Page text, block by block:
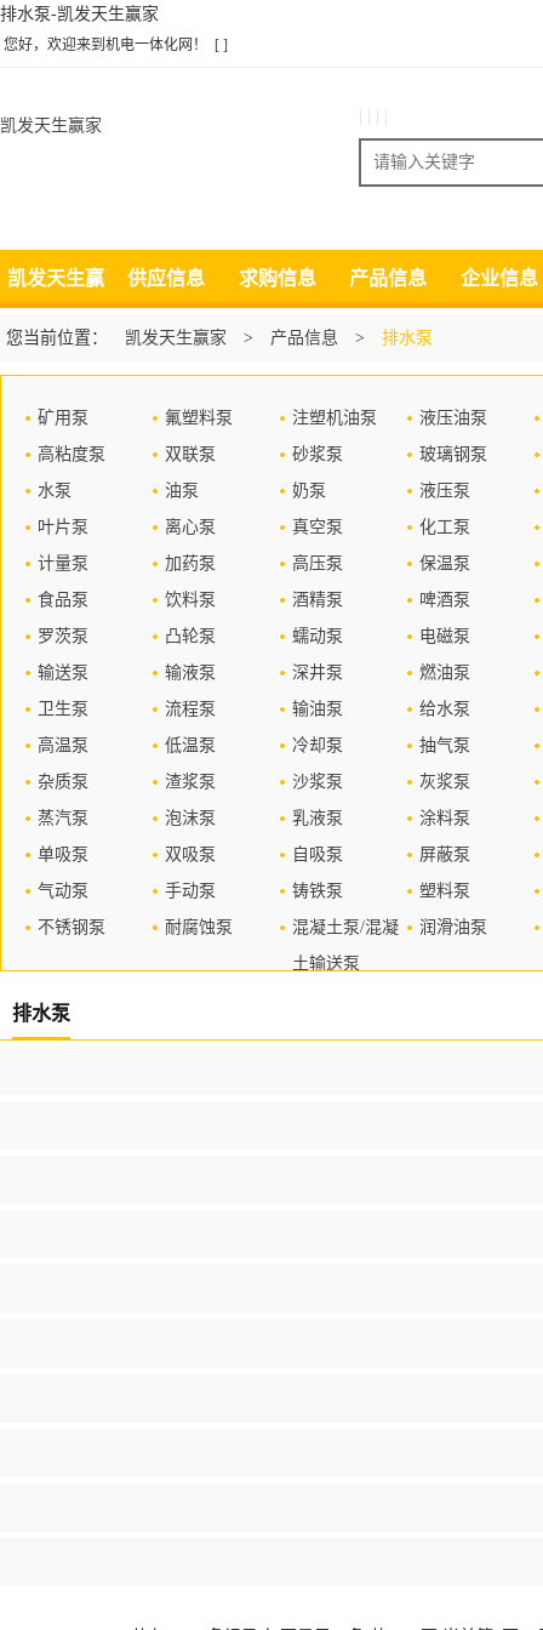
排水泵-凯发天生赢家
您好，欢迎来到机电一体化网！ [ ]
凯发天生赢家
搜索
凯发天生赢
家
供应信息 求购信息 产品信息 企业信息
您当前位置： 凯发天生赢家 > 产品信息 > 排水泵
矿用泵 氟塑料泵 注塑机油泵
液压油泵
高粘度泵
双联泵 砂浆泵
玻璃钢泵
水泵
油泵 奶泵
液压泵
叶片泵
离心泵 真空泵
化工泵
计量泵
加药泵 高压泵
保温泵
食品泵
饮料泵 酒精泵
啤酒泵
罗茨泵
凸轮泵 蠕动泵
电磁泵
输送泵
输液泵 深井泵
燃油泵
卫生泵
流程泵 输油泵
给水泵
高温泵
低温泵 冷却泵
抽气泵
杂质泵
渣浆泵 沙浆泵
灰浆泵
蒸汽泵
泡沫泵 乳液泵
涂料泵
单吸泵
双吸泵 自吸泵
屏蔽泵
气动泵
手动泵 铸铁泵
塑料泵
不锈钢泵
耐腐蚀泵
混凝土泵/混凝
土输送泵
润滑油泵
排水泵